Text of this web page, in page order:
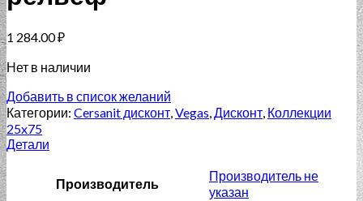
1 284.00₽
Нет в наличии
Добавить в список желаний
Категории: Cersanit дисконт,Vegas,Дисконт, Коллекции
25x75
Детали
Производитель
Производитель не
указан